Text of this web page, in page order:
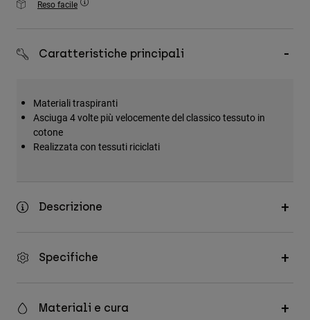
Accessori
Borse e zaini
Vedi tutto
Reso facile
Caratteristiche principali
Materiali traspiranti
Asciuga 4 volte più velocemente del classico tessuto in
cotone
Realizzata con tessuti riciclati
Descrizione
Specifiche
Materiali e cura